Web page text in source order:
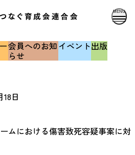
MENU
会員へのお知
らせ
イベント出版
18日
ムにおける傷害致死容疑事案に対